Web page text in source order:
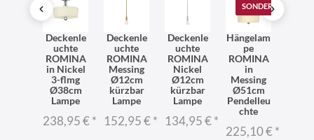
Deckenle
uchte
ROMINA
in Nickel
3-flmg
Ø38cm
Lampe
238,95 €*
Deckenle
uchte
ROMINA
Messing
Ø12cm
kürzbar
Lampe
152,95 €*
Deckenle
uchte
ROMINA
Nickel
Ø12cm
kürzbar
Lampe
134,95 €*
SONDERANGEBOT
Hängelam
pe
ROMINA
in
Messing
Ø51cm
Pendelleu
chte
225,10 €*